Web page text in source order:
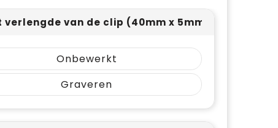
verlengde van de clip (40mm x 5mm)
Onbewerkt
Graveren